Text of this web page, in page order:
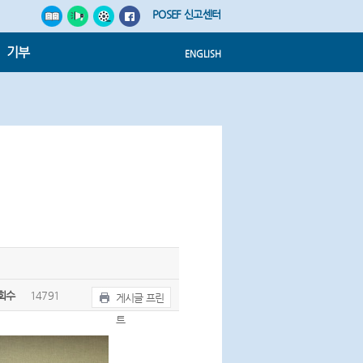
ENGLISH
POSEF 신고센터
기부
수 14791
게시글 프린
트